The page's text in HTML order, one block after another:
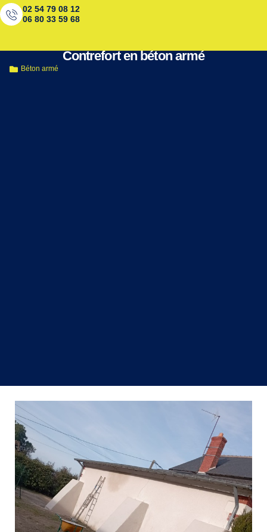
02 54 79 08 12
06 80 33 59 68
Contrefort en béton armé
Béton armé